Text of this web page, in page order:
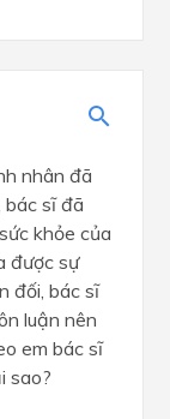
nhân đã
bác sĩ đã
khỏe của
được sự
đối, bác sĩ
luận nên
em bác sĩ
sao?